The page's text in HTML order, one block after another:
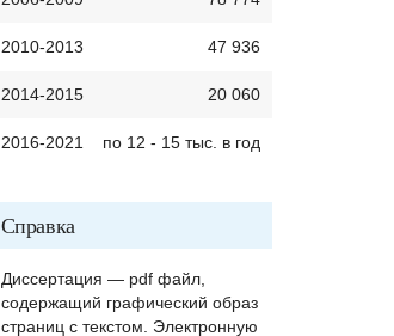
2010-2013 47 936
2014-2015 20 060
2016-2021 по 12 - 15 тыс. в год
Справка
Диссертация — pdf файл,
содержащий графический образ
страниц с текстом. Электронную